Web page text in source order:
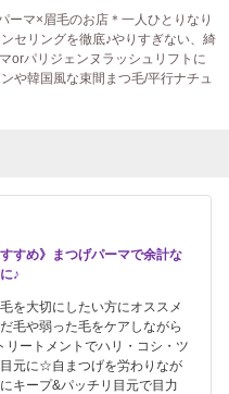
ーマ×眉毛のお店＊一人ひとりなり
セリングを徹底♪やりすぎない、綺
orパリジェンヌラッシュリフトに
や韓国風な束間まつ毛/平行ナチュ
すめ》まつげパーマで余計な
♪
毛を大切にしたい方にオススメ
毛や弱った毛をケアしながら
リートメントでハリ・コシ・ツ
元に☆自まつげを労わりなが
キープ&パッチリ目元で目力